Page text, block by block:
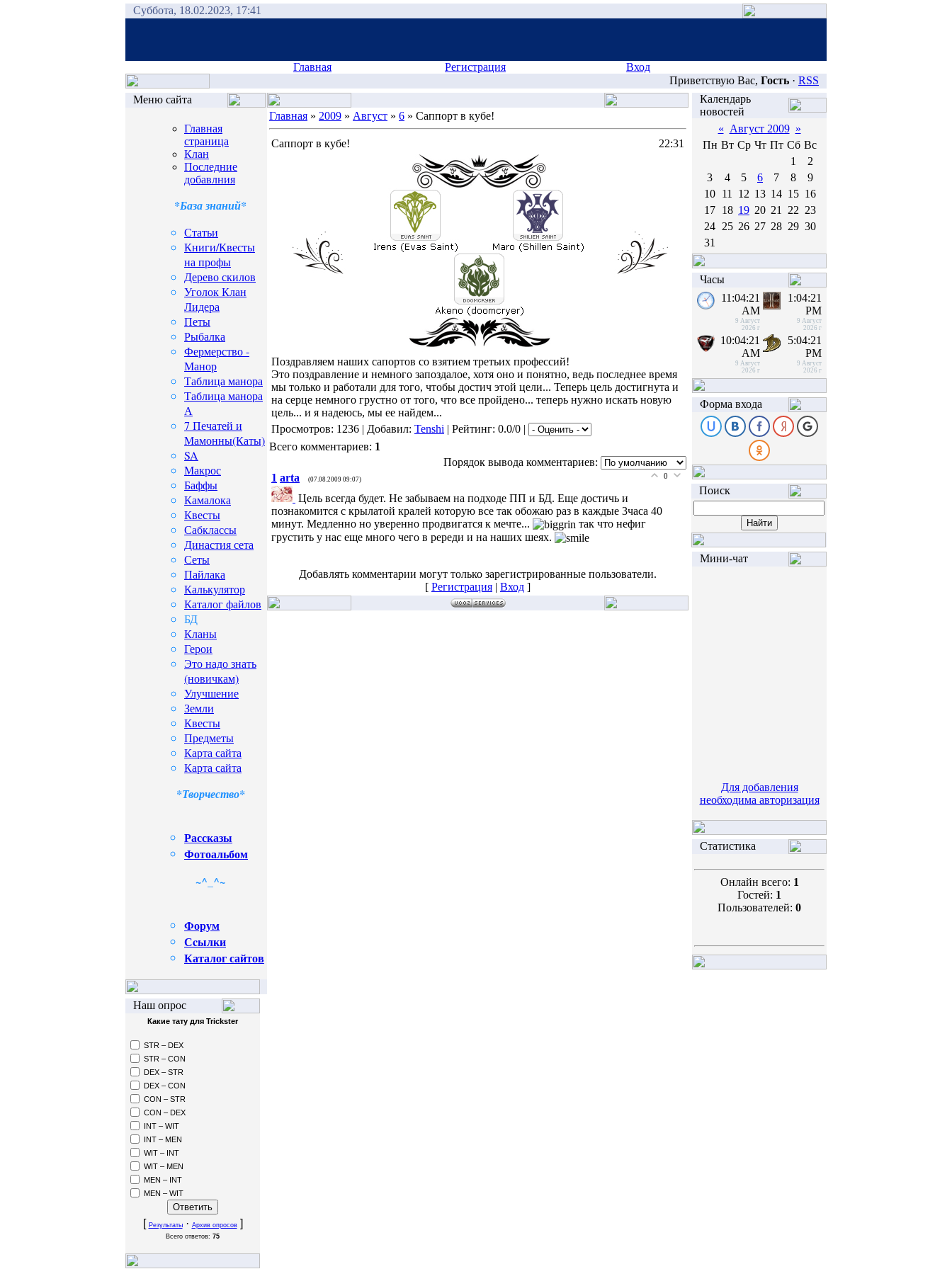
Суббота, 18.02.2023, 17:41
Главная Регистрация
Вход
Приветствую Вас, Гость · RSS
Меню сайта
Главная
страница
Клан
Последние
добавлния
*База знаний*
Статьи
Книги/Квесты
на профы
Дерево скилов
Уголок Клан
Лидера
Петы
Рыбалка
Фермерство -
Манор
Таблица манора
Таблица манора
А
7 Печатей и
Мамонны(Каты)
SA
Макрос
Баффы
Камалока
Квесты
Сабклассы
Династия сета
Сеты
Пайлака
Калькулятор
Каталог файлов
БД
Кланы
Герои
Это надо знать
(новичкам)
Улучшение
Земли
Квесты
Предметы
Карта сайта
Карта сайта
*Творчество*
Рассказы
Фотоальбом
~^_^~
Форум
Сcылки
Каталог сайтов
Наш опрос
Какие тату для Trickster
STR – DEX
STR – CON
DEX – STR
DEX – CON
CON – STR
CON – DEX
INT – WIT
INT – MEN
WIT – INT
WIT – MEN
MEN – INT
MEN – WIT
[ Результаты· Архив опросов]
Всего ответов: 75
Главная » 2009 » Август » 6 » Саппорт в кубе!
Саппорт в кубе! 22:31
Поздравляем наших сапортов со взятием третьих профессий!
Это поздравление и немного запоздалое, хотя оно и понятно, ведь последнее время
мы только и работали для того, чтобы достич этой цели... Теперь цель достигнута и
на серце немного грустно от того, что все пройдено... теперь нужно искать новую
цель... и я надеюсь, мы ее найдем...
Просмотров: 1236 | Добавил: Tenshi | Рейтинг: 0.0/0 |
Всего комментариев: 1
Порядок вывода комментариев:
1 arta (07.08.2009 09:07) 0
Цель всегда будет. Не забываем на подходе ПП и БД. Еще достичь и
познакомится с крылатой кралей которую все так обожаю раз в каждые 3часа 40
минут. Медленно но уверенно продвигатся к мечте...
так что нефиг
грустить у нас еще много чего в ререди и на наших шеях.
Добавлять комментарии могут только зарегистрированные пользователи.
[ Регистрация | Вход ]
Календарь
новостей
« Август 2009 »
Пн Вт Ср Чт Пт Сб Вс
1
2
3
4 5 6 7 8
9
10 11 12 13 14 15 16
17 18 19 20 21 22 23
24 25 26 27 28 29 30
31
Часы
11:04:21
AM
9 Август
2026 г
1:04:21
PM
9 Август
2026 г
10:04:21
AM
9 Август
2026 г
5:04:21
PM
9 Август
2026 г
Форма входа
Поиск
Мини-чат
Для добавления
необходима авторизация
Статистика
Онлайн всего: 1
Гостей: 1
Пользователей: 0